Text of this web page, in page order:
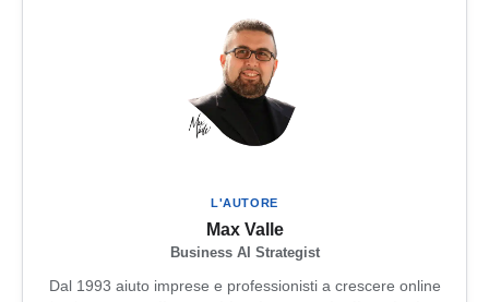
L'AUTORE
Max Valle
Business AI Strategist
Dal 1993 aiuto imprese e professionisti a crescere online